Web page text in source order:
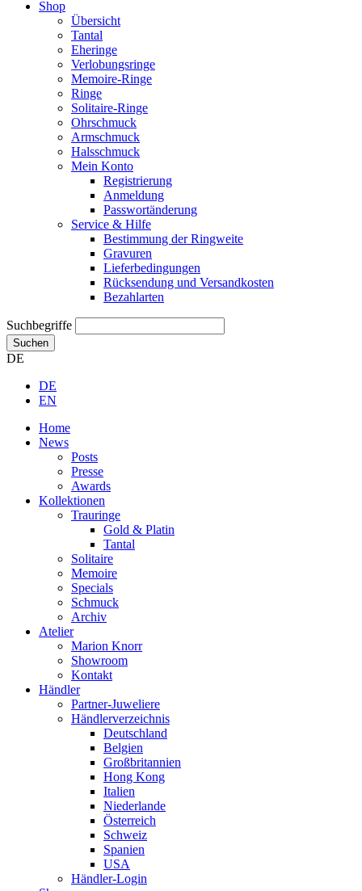
Shop
Übersicht
Tantal
Eheringe
Verlobungsringe
Memoire-Ringe
Ringe
Solitaire-Ringe
Ohrschmuck
Armschmuck
Halsschmuck
Mein Konto
Registrierung
Anmeldung
Passwortänderung
Service & Hilfe
Bestimmung der Ringweite
Gravuren
Lieferbedingungen
Rücksendung und Versandkosten
Bezahlarten
Suchbegriffe
Suchen
DE
DE
EN
Home
News
Posts
Presse
Awards
Kollektionen
Trauringe
Gold & Platin
Tantal
Solitaire
Memoire
Specials
Schmuck
Archiv
Atelier
Marion Knorr
Showroom
Kontakt
Händler
Partner-Juweliere
Händlerverzeichnis
Deutschland
Belgien
Großbritannien
Hong Kong
Italien
Niederlande
Österreich
Schweiz
Spanien
USA
Händler-Login